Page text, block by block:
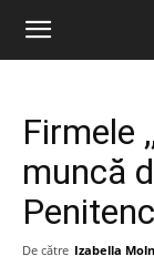
Firmele
muncă
De către Izabella